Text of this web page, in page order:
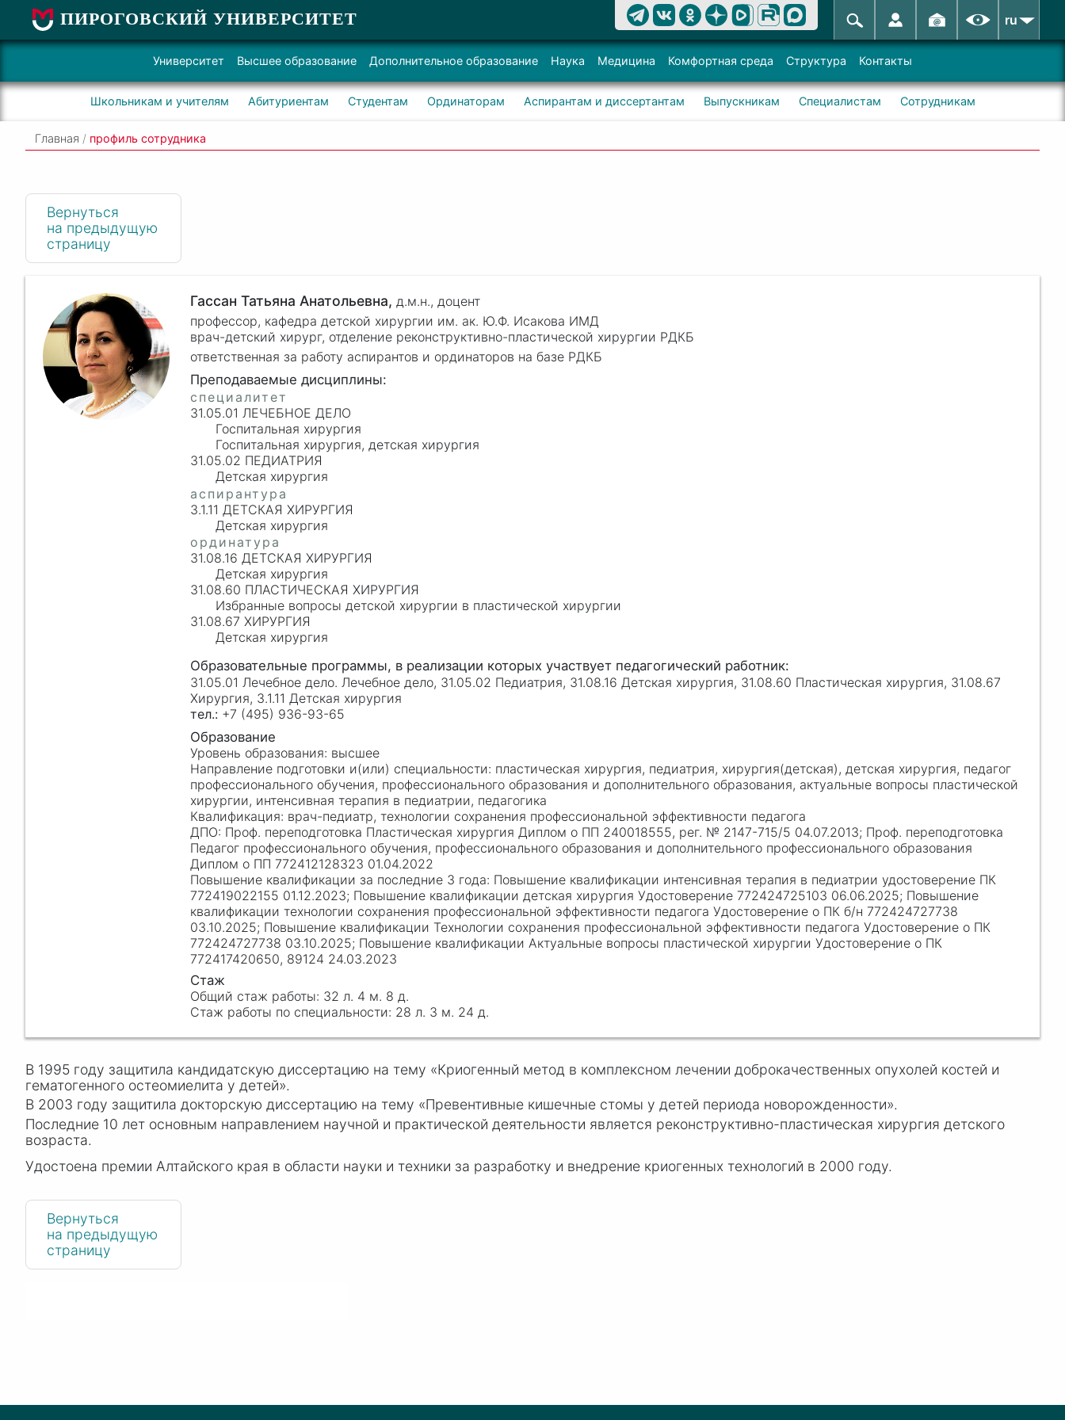
ПИРОГОВСКИЙ УНИВЕРСИТЕТ ru
Университет Высшее образование Дополнительное образование Наука Медицина Комфортная среда Структура Контакты
Школьникам и учителям Абитуриентам Студентам Ординаторам Аспирантам и диссертантам Выпускникам Специалистам Сотрудникам
Главная / профиль сотрудника
Вернуться
на предыдущую
страницу
Гассан Татьяна Анатольевна, д.м.н., доцент
профессор, кафедра детской хирургии им. ак. Ю.Ф. Исакова ИМД
врач-детский хирург, отделение реконструктивно-пластической хирургии РДКБ
ответственная за работу аспирантов и ординаторов на базе РДКБ
31.05.01 ЛЕЧЕБНОЕ ДЕЛО
Госпитальная хирургия
Госпитальная хирургия, детская хирургия
31.05.02 ПЕДИАТРИЯ
Детская хирургия
3.1.11 ДЕТСКАЯ ХИРУРГИЯ
Детская хирургия
31.08.16 ДЕТСКАЯ ХИРУРГИЯ
Детская хирургия
31.08.60 ПЛАСТИЧЕСКАЯ ХИРУРГИЯ
Избранные вопросы детской хирургии в пластической хирургии
31.08.67 ХИРУРГИЯ
Детская хирургия
31.05.01 Лечебное дело. Лечебное дело, 31.05.02 Педиатрия, 31.08.16 Детская хирургия, 31.08.60 Пластическая хирургия, 31.08.67
Хирургия, 3.1.11 Детская хирургия
+7 (495) 936-93-65
высшее
пластическая хирургия, педиатрия, хирургия(детская), детская хирургия, педагог
профессионального обучения, профессионального образования и дополнительного образования, актуальные вопросы пластической
хирургии, интенсивная терапия в педиатрии, педагогика
врач-педиатр, технологии сохранения профессиональной эффективности педагога
Проф. переподготовка Пластическая хирургия Диплом о ПП 240018555, рег. № 2147-715/5 04.07.2013; Проф. переподготовка
Педагог профессионального обучения, профессионального образования и дополнительного профессионального образования
Диплом о ПП 772412128323 01.04.2022
Повышение квалификации интенсивная терапия в педиатрии удостоверение ПК
772419022155 01.12.2023; Повышение квалификации детская хирургия Удостоверение 772424725103 06.06.2025; Повышение
квалификации технологии сохранения профессиональной эффективности педагога Удостоверение о ПК б/н 772424727738
03.10.2025; Повышение квалификации Технологии сохранения профессиональной эффективности педагога Удостоверение о ПК
772424727738 03.10.2025; Повышение квалификации Актуальные вопросы пластической хирургии Удостоверение о ПК
772417420650, 89124 24.03.2023
32 л. 4 м. 8 д.
28 л. 3 м. 24 д.
В 1995 году защитила кандидатскую диссертацию на тему «Криогенный метод в комплексном лечении доброкачественных опухолей костей и
гематогенного остеомиелита у детей».
В 2003 году защитила докторскую диссертацию на тему «Превентивные кишечные стомы у детей периода новорожденности».
Последние 10 лет основным направлением научной и практической деятельности является реконструктивно-пластическая хирургия детского
возраста.
Удостоена премии Алтайского края в области науки и техники за разработку и внедрение криогенных технологий в 2000 году.
Вернуться
на предыдущую
страницу